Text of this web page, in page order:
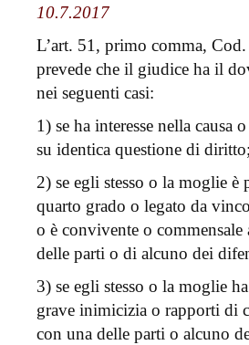
10.7.2017
L’art. 51, primo comma,
prevede che il giudice ha il
nei seguenti casi:
1) se ha interesse nella causa
su identica questione di diritto;
2) se egli stesso o la moglie è
quarto grado o legato da
o è convivente o commensale
delle parti o di alcuno dei
3) se egli stesso o la moglie
grave inimicizia o rapporti di
con una delle parti o alcuno